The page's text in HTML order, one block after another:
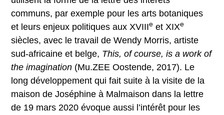
communs, par exemple pour les arts botaniques
et leurs enjeux politiques aux XVIIIe et XIXe
siècles, avec le travail de Wendy Morris, artiste
sud-africaine et belge, This, of course, is a work of
the imagination (Mu.ZEE Oostende, 2017). Le
long développement qui fait suite à la visite de la
maison de Joséphine à Malmaison dans la lettre
de 19 mars 2020 évoque aussi l’intérêt pour les